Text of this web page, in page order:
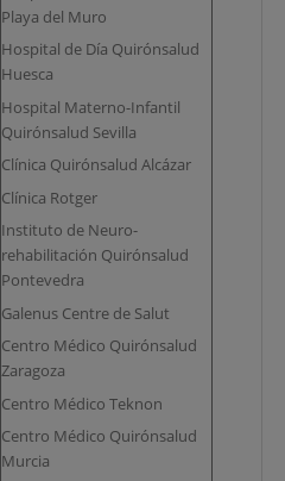
Playa del Muro
Hospital de Día Quirónsalud
Huesca
Hospital Materno-Infantil
Quirónsalud Sevilla
Clínica Quirónsalud Alcázar
Clínica Rotger
Instituto de Neuro-
rehabilitación Quirónsalud
Pontevedra
Galenus Centre de Salut
Centro Médico Quirónsalud
Zaragoza
Centro Médico Teknon
Centro Médico Quirónsalud
Murcia